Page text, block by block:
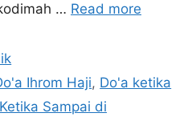
… Read more
Ihrom Haji, Do'a ketika
Sampai di